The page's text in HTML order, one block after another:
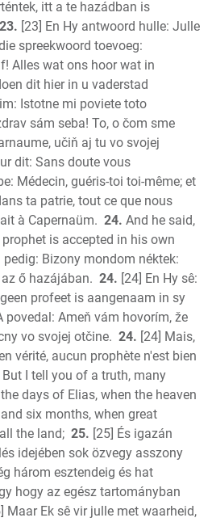
itt a te hazádban is
23. [23] En Hy antwoord hulle: Julle
spreekwoord toevoeg:
Alles wat ons hoor wat in
dit hier in u vaderstad
Istotne mi poviete toto
sám seba! To, o čom sme
učiň aj tu vo svojej
dit: Sans doute vous
Médecin, guéris-toi toi-même; et
ta patrie, tout ce que nous
à Capernaüm. 24. And he said,
is accepted in his own
pedig: Bizony mondom néktek:
ő hazájában. 24. [24] En Hy sê:
profeet is aangenaam in sy
povedal: Ameň vám hovorím, že
vo svojej otčine. 24. [24] Mais,
vérité, aucun prophète n'est bien
But I tell you of a truth, many
days of Elias, when the heaven
six months, when great
the land; 25. [25] És igazán
idejében sok özvegy asszony
három esztendeig és hat
hogy az egész tartományban
Maar Ek sê vir julle met waarheid,